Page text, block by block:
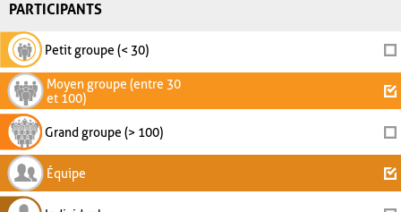
PARTICIPANTS
Petit groupe (< 30)
Moyen groupe (entre 30
et 100)
Grand groupe (> 100)
Équipe